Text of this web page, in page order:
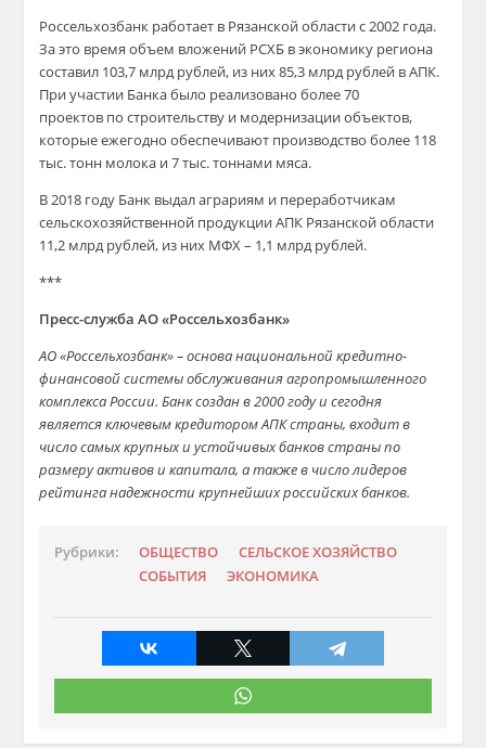
Россельхозбанк работает в Рязанской области с 2002 года.
За это время объем вложений РСХБ в экономику региона
составил 103,7 млрд рублей, из них 85,3 млрд рублей в АПК.
При участии Банка было реализовано более 70
проектов по строительству и модернизации объектов,
которые ежегодно обеспечивают производство более 118
тыс. тонн молока и 7 тыс. тоннами мяса.
В 2018 году Банк выдал аграриям и переработчикам
сельскохозяйственной продукции АПК Рязанской области
11,2 млрд рублей, из них МФХ – 1,1 млрд рублей.
***
Пресс-служба АО «Россельхозбанк»
АО «Россельхозбанк» – основа национальной кредитно-
финансовой системы обслуживания агропромышленного
комплекса России. Банк создан в 2000 году и сегодня
является ключевым кредитором АПК страны, входит в
число самых крупных и устойчивых банков страны по
размеру активов и капитала, а также в число лидеров
рейтинга надежности крупнейших российских банков.
Рубрики: ОБЩЕСТВО
СЕЛЬСКОЕ ХОЗЯЙСТВО
СОБЫТИЯ
ЭКОНОМИКА